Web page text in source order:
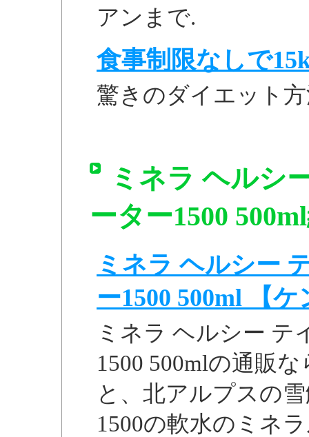
アンまで.
食事制限なしで
驚きのダイエット
ミネラ ヘルシ
ーター1500
ミネラ ヘルシー
ー1500 500ml 【
ミネラ ヘルシー テ
1500 500mlの通販
と、北アルプスの
1500の軟水のミネ